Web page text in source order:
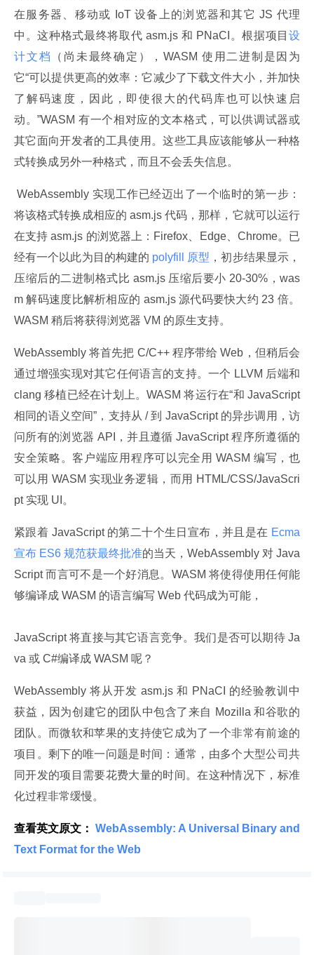
在服务器、移动或 IoT 设备上的浏览器和其它 JS 代理
中。这种格式最终将取代 asm.js 和 PNaCI。根据项目 设
计文档
（尚未最终确定），WASM 使用二进制是因为
它“可以提供更高的效率：它减少了下载文件大小，并加快
了解码速度，因此，即使很大的代码库也可以快速启
动。”WASM 有一个相对应的文本格式，可以供调试器或
其它面向开发者的工具使用。这些工具应该能够从一种格
式转换成另外一种格式，而且不会丢失信息。
WebAssembly 实现工作已经迈出了一个临时的第一步：
将该格式转换成相应的 asm.js 代码，那样，它就可以运行
在支持 asm.js 的浏览器上：Firefox、Edge、Chrome。已
经有一个以此为目的构建的 polyfill 原型 ，初步结果显示，
压缩后的二进制格式比 asm.js 压缩后要小 20-30%，was
m 解码速度比解析相应的 asm.js 源代码要快大约 23 倍。
WASM 稍后将获得浏览器 VM 的原生支持。
WebAssembly 将首先把 C/C++ 程序带给 Web，但稍后会
通过增强实现对其它任何语言的支持。一个 LLVM 后端和
clang 移植已经在计划上。WASM 将运行在“和 JavaScript
相同的语义空间”，支持从 / 到 JavaScript 的异步调用，访
问所有的浏览器 API，并且遵循 JavaScript 程序所遵循的
安全策略。客户端应用程序可以完全用 WASM 编写，也
可以用 WASM 实现业务逻辑，而用 HTML/CSS/JavaScri
pt 实现 UI。
紧跟着 JavaScript 的第二十个生日宣布，并且是在 Ecma
宣布 ES6 规范获最终批准的当天，WebAssembly 对 Java
Script 而言可不是一个好消息。WASM 将使得使用任何能
够编译成 WASM 的语言编写 Web 代码成为可能，
JavaScript 将直接与其它语言竞争。我们是否可以期待 Ja
va 或 C#编译成 WASM 呢？
WebAssembly 将从开发 asm.js 和 PNaCI 的经验教训中
获益，因为创建它的团队中包含了来自 Mozilla 和谷歌的
团队。而微软和苹果的支持使它成为了一个非常有前途的
项目。剩下的唯一问题是时间：通常，由多个大型公司共
同开发的项目需要花费大量的时间。在这种情况下，标准
化过程非常缓慢。
查看英文原文： WebAssembly: A Universal Binary and
Text Format for the Web